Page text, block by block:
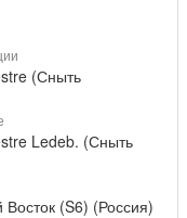
(Сныть
Ledeb. (Сныть
(S6) (Россия)